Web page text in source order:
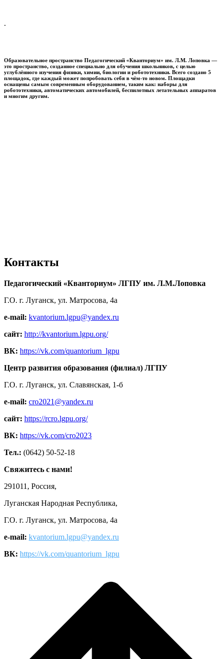
.
Образовательное пространство Педагогический «Кванториум» им. Л.М. Лоповка —
это пространство, созданное специально для обучения школьников, с целью
углублённого изучения физики, химии, биологии и робототехники. Всего создано 5
площадок, где каждый может попробовать себя в чём-то новом. Площадки
оснащены самым современным оборудованием, таким как: наборы для
робототехники, автоматических автомобилей, беспилотных летательных аппаратов
и многим другим.
Контакты
Педагогический «Кванториум» ЛГПУ им. Л.М.Лоповка
Г.О. г. Луганск, ул. Матросова, 4а
e-mail: kvantorium.lgpu@yandex.ru
сайт: http://kvantorium.lgpu.org/
ВК: https://vk.com/quantorium_lgpu
Центр развития образования (филиал) ЛГПУ
Г.О. г. Луганск, ул. Славянская, 1-б
e-mail: cro2021@yandex.ru
сайт: https://rcro.lgpu.org/
ВК: https://vk.com/cro2023
Тел.: (0642) 50-52-18
Свяжитесь с нами!
291011, Россия,
Луганская Народная Республика,
Г.О. г. Луганск, ул. Матросова, 4а
e-mail: kvantorium.lgpu@yandex.ru
ВК: https://vk.com/quantorium_lgpu